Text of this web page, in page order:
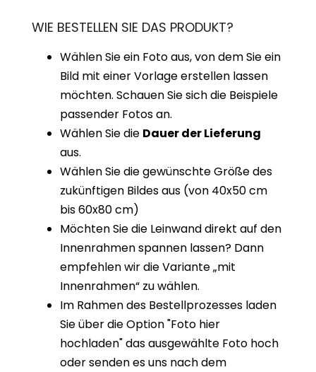
WIE BESTELLEN SIE DAS PRODUKT?
Wählen Sie ein Foto aus, von dem Sie ein
Bild mit einer Vorlage erstellen lassen
möchten. Schauen Sie sich die Beispiele
passender Fotos an.
Wählen Sie die Dauer der Lieferung
aus.
Wählen Sie die gewünschte Größe des
zukünftigen Bildes aus (von 40x50 cm
bis 60x80 cm)
Möchten Sie die Leinwand direkt auf den
Innenrahmen spannen lassen? Dann
empfehlen wir die Variante „mit
Innenrahmen“ zu wählen.
Im Rahmen des Bestellprozesses laden
Sie über die Option "Foto hier
hochladen" das ausgewählte Foto hoch
oder senden es uns nach dem